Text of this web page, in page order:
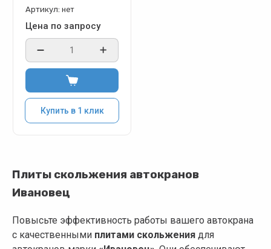
Артикул: нет
Цена по запросу
Купить в 1 клик
Плиты скольжения автокранов
Ивановец
Повысьте эффективность работы вашего автокрана
с качественными плитами скольжения для